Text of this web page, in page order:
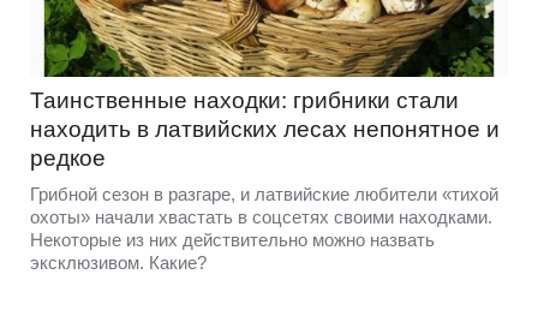
Таинственные находки: грибники стали
находить в латвийских лесах непонятное и
редкое
Грибной сезон в разгаре, и латвийские любители «тихой
охоты» начали хвастать в соцсетях своими находками.
Некоторые из них действительно можно назвать
эксклюзивом. Какие?